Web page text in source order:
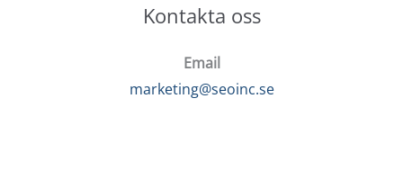
Kontakta oss
Email
marketing@seoinc.se